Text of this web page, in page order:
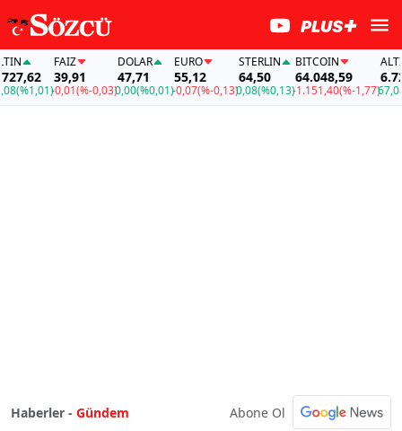
(%1,01)
FAİZ
39,91
-0,01(%-0,03)
DOLAR
47,71
0,00(%0,01)
EURO
55,12
-0,07(%-0,13)
STERLIN
64,50
0,08(%0,13)
BITCOIN
64.048,59
-1.151,40(%-1,77)
ALTIN
67,08
Haberler - Gündem Abone Ol